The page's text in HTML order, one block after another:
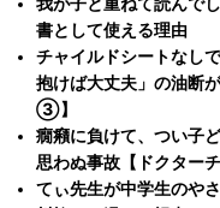
書として使える理由
チャイルドシートなし
抱けば大丈夫」の油断
③】
癇癪に負けて、つい子
思わぬ事故【ドクター
てぃ先生が中学生のや